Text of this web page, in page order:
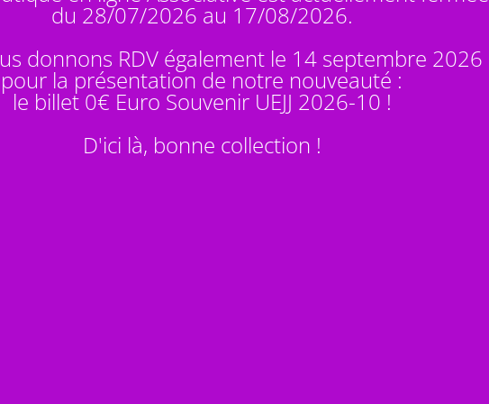
du 28/07/2026 au 17/08/2026.
donnons RDV également le 14 septembre 2026
pour la présentation de notre nouveauté :
le billet 0€ Euro Souvenir UEJJ 2026-10 !
D'ici là, bonne collection !